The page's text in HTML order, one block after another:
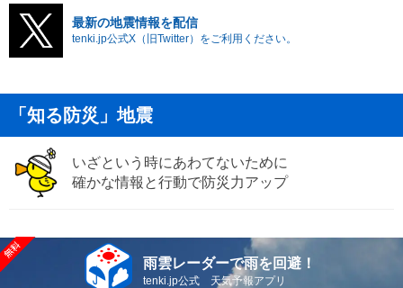
最新の地震情報を配信
tenki.jp公式X（旧Twitter）をご利用ください。
「知る防災」地震
いざという時にあわてないために
確かな情報と行動で防災力アップ
雨雲レーダーで雨を回避！
tenki.jp公式 天気予報アプリ